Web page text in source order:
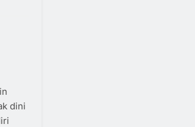
dini